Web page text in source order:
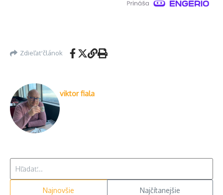
Zdieľať článok
viktor fiala
Najnovšie Najčítanejšie